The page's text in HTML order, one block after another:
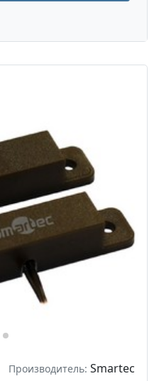
Производитель: Smartec